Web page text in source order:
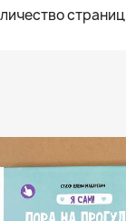
страниц